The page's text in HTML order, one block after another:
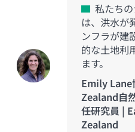
私たち
は、洪水が
ンフラが建
的な土地利
ます。
Emily Lane
Zealand自
任研究員 |
Zealand